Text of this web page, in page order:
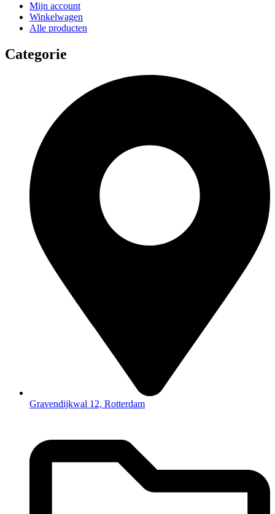
Mijn account
Winkelwagen
Alle producten
Categorie
Gravendijkwal 12, Rotterdam